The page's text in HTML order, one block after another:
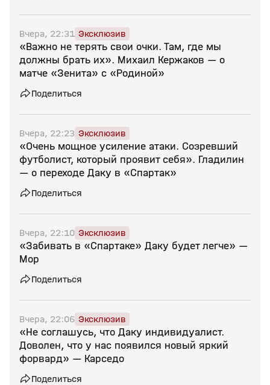
Вчера, 22:31 Эксклюзив
«Важно не терять свои очки. Там, где мы
должны брать их». Михаил Кержаков — о
матче «Зенита» с «Родиной»
Поделиться
Вчера, 22:23 Эксклюзив
«Очень мощное усиление атаки. Созревший
футболист, который проявит себя». Гладилин
— о переходе Даку в «Спартак»
Поделиться
Вчера, 22:10 Эксклюзив
«Забивать в «Спартаке» Даку будет легче» —
Мор
Поделиться
Вчера, 22:06 Эксклюзив
«Не соглашусь, что Даку индивидуалист.
Доволен, что у нас появился новый яркий
форвард» — Карседо
Поделиться